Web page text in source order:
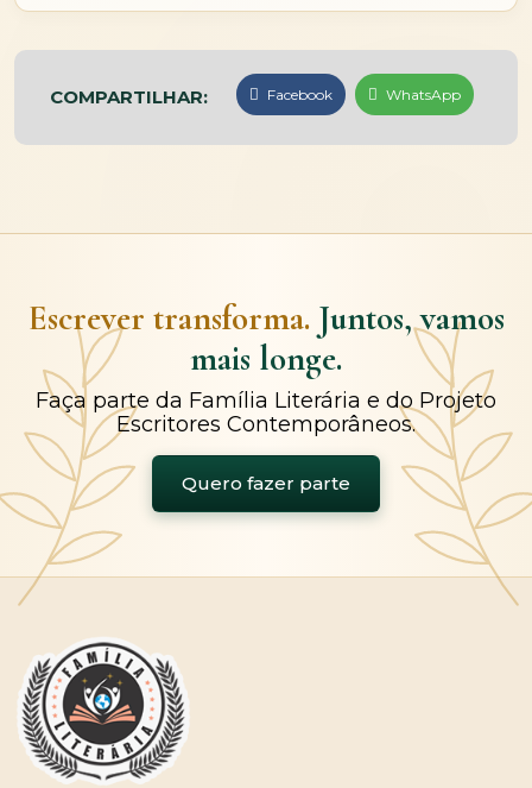
COMPARTILHAR: Facebook WhatsApp
Escrever transforma. Juntos, vamos
mais longe.
Faça parte da Família Literária e do Projeto
Escritores Contemporâneos.
Quero fazer parte